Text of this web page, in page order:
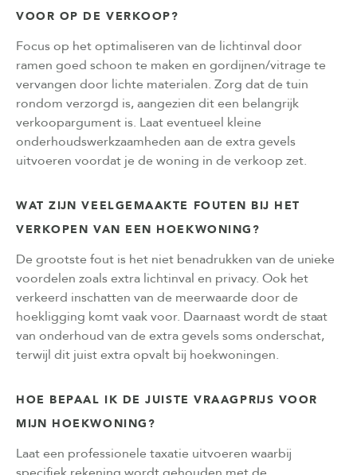
VOOR OP DE VERKOOP?
Focus op het optimaliseren van de lichtinval door
ramen goed schoon te maken en gordijnen/vitrage te
vervangen door lichte materialen. Zorg dat de tuin
rondom verzorgd is, aangezien dit een belangrijk
verkoopargument is. Laat eventueel kleine
onderhoudswerkzaamheden aan de extra gevels
uitvoeren voordat je de woning in de verkoop zet.
WAT ZIJN VEELGEMAAKTE FOUTEN BIJ HET
VERKOPEN VAN EEN HOEKWONING?
De grootste fout is het niet benadrukken van de unieke
voordelen zoals extra lichtinval en privacy. Ook het
verkeerd inschatten van de meerwaarde door de
hoekligging komt vaak voor. Daarnaast wordt de staat
van onderhoud van de extra gevels soms onderschat,
terwijl dit juist extra opvalt bij hoekwoningen.
HOE BEPAAL IK DE JUISTE VRAAGPRIJS VOOR
MIJN HOEKWONING?
Laat een professionele taxatie uitvoeren waarbij